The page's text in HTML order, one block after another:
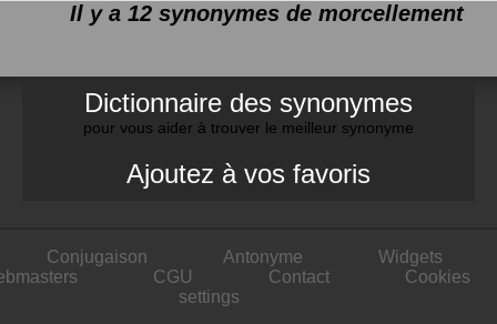
Il y a 12 synonymes de morcellement
Dictionnaire des synonymes
pour vous aider à trouver le meilleur synonyme
Ajoutez à vos favoris
Conjugaison Antonyme
Widgets
CGU Contact
Cookies
settings